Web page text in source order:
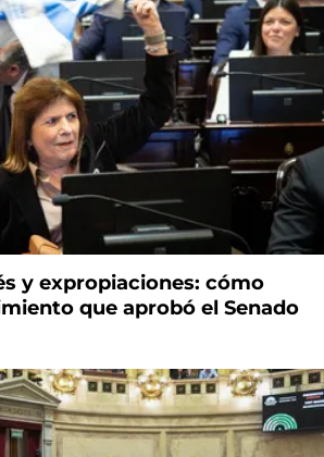
y expropiaciones: cómo
que aprobó el Senado